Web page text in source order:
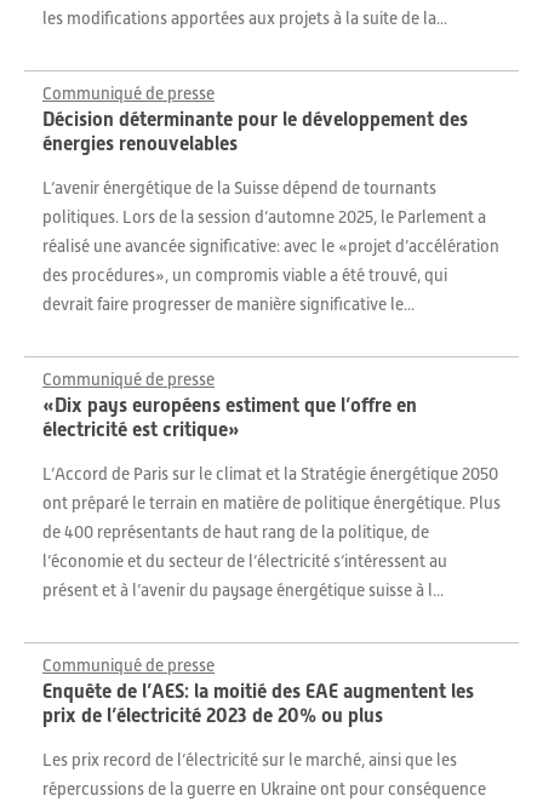
les modifications apportées aux projets à la suite de la...
Communiqué de presse
Décision déterminante pour le développement des
énergies renouvelables
L’avenir énergétique de la Suisse dépend de tournants
politiques. Lors de la session d’automne 2025, le Parlement a
réalisé une avancée significative: avec le «projet d’accélération
des procédures», un compromis viable a été trouvé, qui
devrait faire progresser de manière significative le...
Communiqué de presse
«Dix pays européens estiment que l’offre en
électricité est critique»
L’Accord de Paris sur le climat et la Stratégie énergétique 2050
ont préparé le terrain en matière de politique énergétique. Plus
de 400 représentants de haut rang de la politique, de
l’économie et du secteur de l’électricité s’intéressent au
présent et à l’avenir du paysage énergétique suisse à l...
Communiqué de presse
Enquête de l’AES: la moitié des EAE augmentent les
prix de l’électricité 2023 de 20% ou plus
Les prix record de l’électricité sur le marché, ainsi que les
répercussions de la guerre en Ukraine ont pour conséquence